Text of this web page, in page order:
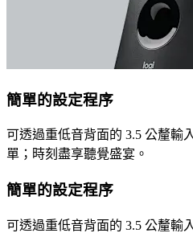
簡單的設定程序
可透過重低音背面的 3.5 公釐輸
單；時刻盡享聽覺盛宴。
簡單的設定程序
可透過重低音背面的 3.5 公釐輸